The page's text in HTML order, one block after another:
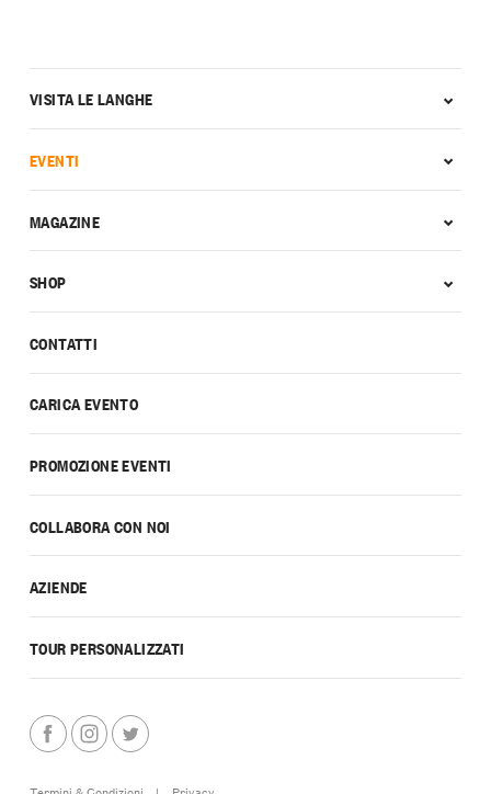
CONTATTI
CARICA EVENTO
PROMOZIONE EVENTI
COLLABORA CON NOI
AZIENDE
TOUR PERSONALIZZATI
VISITA LE LANGHE
EVENTI
MAGAZINE
SHOP